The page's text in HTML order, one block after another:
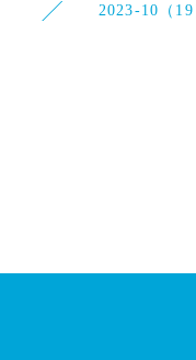
2023-10（19